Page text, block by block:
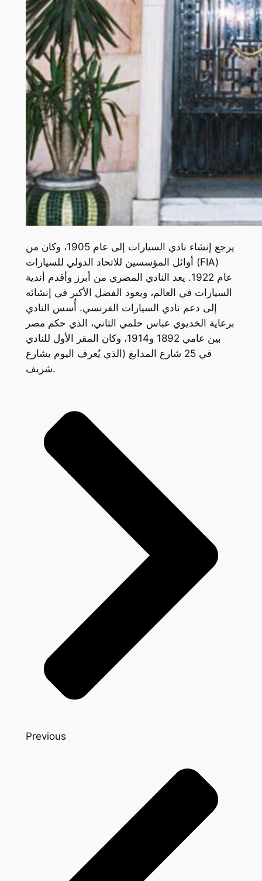
يرجع إنشاء نادي السيارات إلى عام 1905، وكان من
أوائل المؤسسين للاتحاد الدولي للسيارات (FIA)
عام 1922. يعد النادي المصري من أبرز وأقدم أندية
السيارات في العالم، ويعود الفضل الأكبر في إنشائه
إلى دعم نادي السيارات الفرنسي. أُسس النادي
برعاية الخديوي عباس حلمي الثاني، الذي حكم مصر
بين عامي 1892 و1914، وكان المقر الأول للنادي
في 25 شارع المدابغ (الذي يُعرف اليوم بشارع
شريف.
Previous